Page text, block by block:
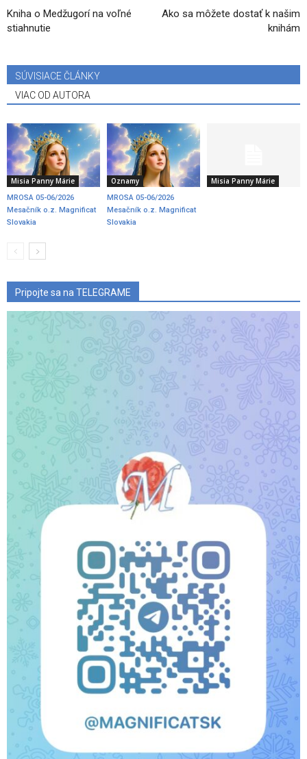
Kniha o Medžugorí na voľné
stiahnutie
Ako sa môžete dostať k našim
knihám
SÚVISIACE ČLÁNKY
VIAC OD AUTORA
Misia Panny Márie
MROSA 05-06/2026
Mesačník o.z. Magnificat
Slovakia
Oznamy
MROSA 05-06/2026
Mesačník o.z. Magnificat
Slovakia
Misia Panny Márie
Pripojte sa na TELEGRAME